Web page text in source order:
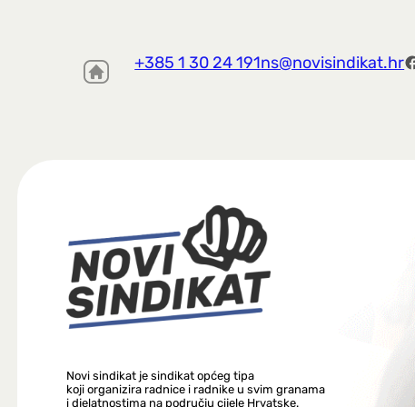
+385 1 30 24 191ns@novisindikat.hr
Novi sindikat je sindikat općeg tipa
koji organizira radnice i radnike u svim granama
i djelatnostima na području cijele Hrvatske.